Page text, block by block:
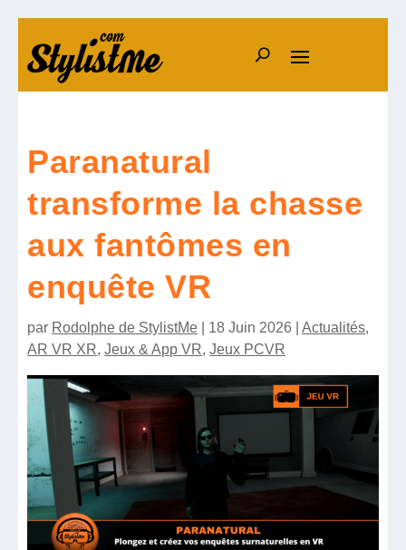
Paranatural
transforme la chasse
aux fantômes en
enquête VR
par Rodolphe de StylistMe 18 Juin 2026 |Actualités,
AR VR XR,Jeux & App VR,Jeux PCVR